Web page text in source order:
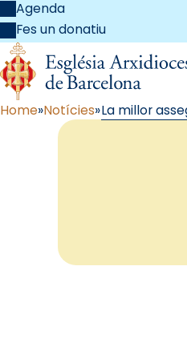
Agenda
Fes un donatiu
Home Notícies La millor